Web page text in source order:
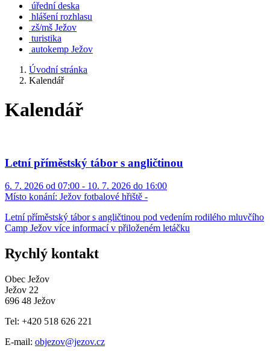
úřední deska
hlášení rozhlasu
zš/mš Ježov
turistika
autokemp Ježov
Úvodní stránka
Kalendář
Kalendář
Letní příměstský tábor s angličtinou
6. 7. 2026 od 07:00 - 10. 7. 2026 do 16:00
Místo konání: Ježov fotbalové hřiště -
Letní příměstský tábor s angličtinou pod vedením rodilého mluvčího
Camp Ježov více informací v přiloženém letáčku
Rychlý kontakt
Obec Ježov
Ježov 22
696 48 Ježov
Tel: +420 518 626 221
E-mail: objezov@jezov.cz